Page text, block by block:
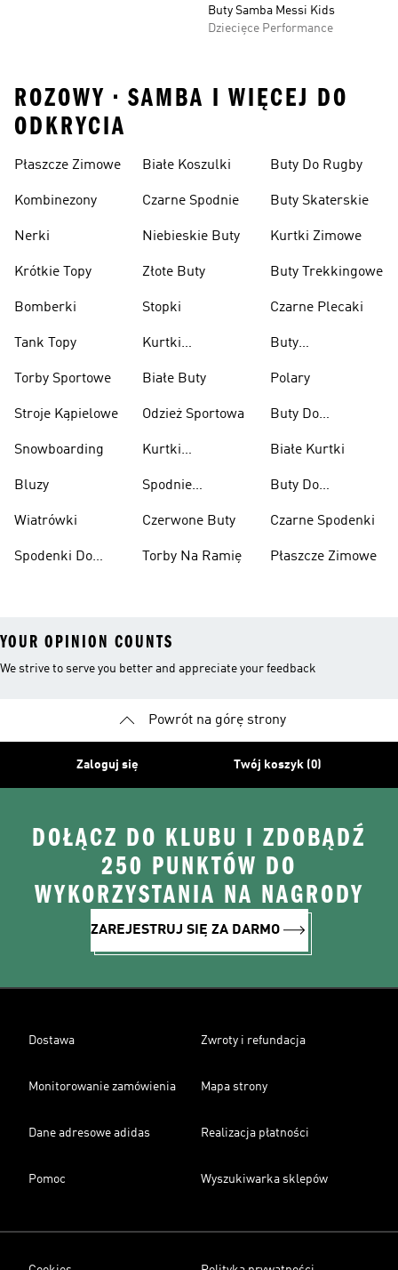
Buty Samba Messi Kids
Dziecięce Performance
ROZOWY • SAMBA I WIĘCEJ DO
ODKRYCIA
Płaszcze Zimowe
Kombinezony
Nerki
Krótkie Topy
Bomberki
Tank Topy
Torby Sportowe
Stroje Kąpielowe
Snowboarding
Bluzy
Wiatrówki
Spodenki Do
Białe Koszulki
Czarne Spodnie
Niebieskie Buty
Złote Buty
Stopki
Kurtki
Białe Buty
Odzież Sportowa
Kurtki
Spodnie
Czerwone Buty
Torby Na Ramię
Buty Do Rugby
Buty Skaterskie
Kurtki Zimowe
Buty Trekkingowe
Czarne Plecaki
Buty
Polary
Buty Do
Ciężarów
Białe Kurtki
Buty Do
Czarne Spodenki
Płaszcze Zimowe
YOUR OPINION COUNTS
We strive to serve you better and appreciate your feedback
Powrót na górę strony
Zaloguj się Twój koszyk (0)
DOŁĄCZ DO KLUBU I ZDOBĄDŹ
250 PUNKTÓW DO
WYKORZYSTANIA NA NAGRODY
ZAREJESTRUJ SIĘ ZA DARMO
Dostawa Zwroty i refundacja
Monitorowanie zamówienia Mapa strony
Dane adresowe adidas Realizacja płatności
Pomoc Wyszukiwarka sklepów